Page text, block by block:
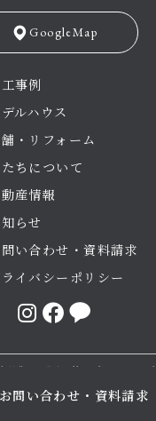
問い合わせ・資料請求
GoogleMap
事例
ルハウス
・リフォーム
ちについて
産情報
らせ
い合わせ・資料請求
イバシーポリシー
社菅原工務店 All rights reserved.